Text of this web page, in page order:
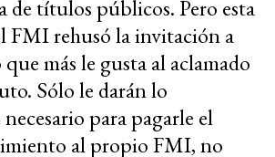
de títulos públicos. Pero esta
FMI rehusó la invitación a
más le gusta al aclamado
Sólo le darán lo
para pagarle el
al propio FMI, no